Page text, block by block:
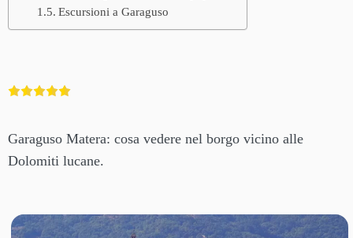
Escursioni a Garaguso
Garaguso Matera: cosa vedere nel borgo vicino alle
Dolomiti lucane.